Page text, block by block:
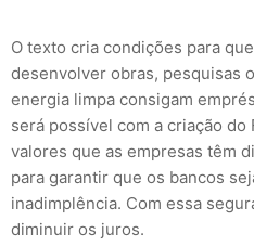
O texto cria condições para
desenvolver obras, pesquisas
energia limpa consigam
será possível com a criação
valores que as empresas têm
para garantir que os bancos
inadimplência. Com essa
diminuir os juros.